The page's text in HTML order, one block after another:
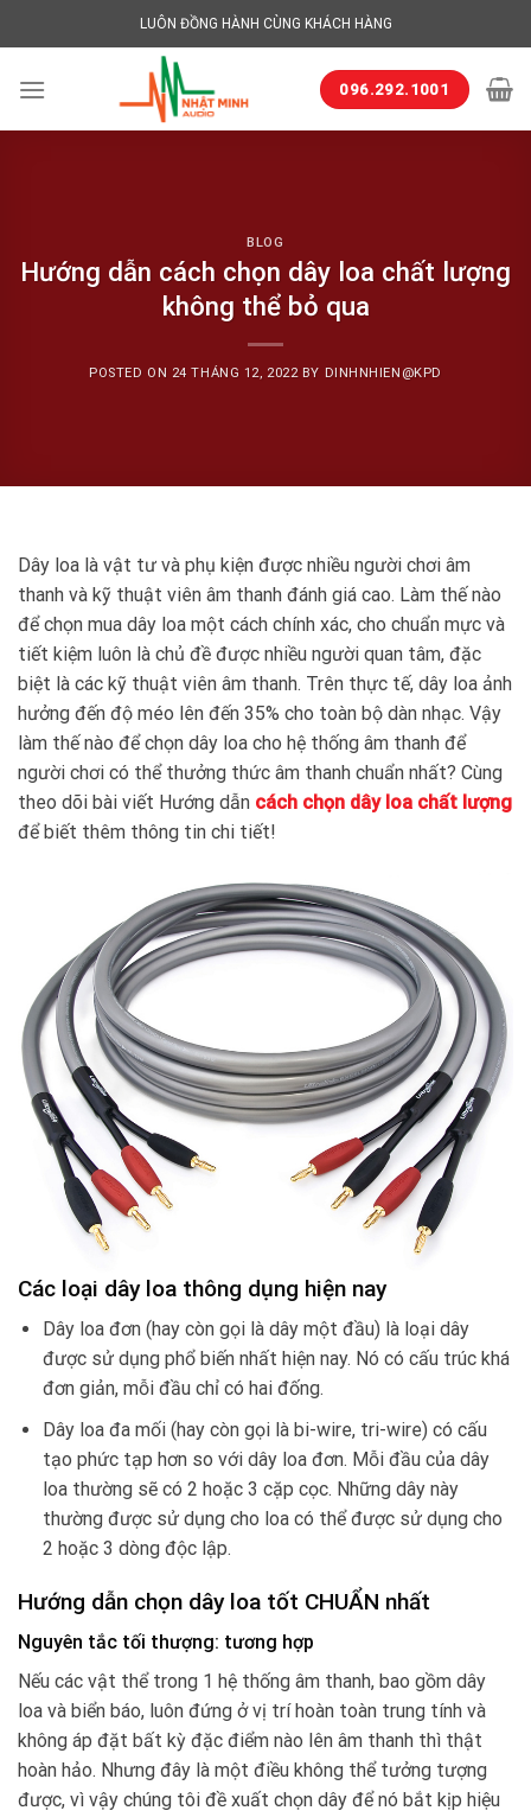
to
LUÔN ĐỒNG HÀNH CÙNG KHÁCH HÀNG
096.292.1001
BLOG
Hướng dẫn cách chọn dây loa chất lượng
không thể bỏ qua
POSTED ON 24 THÁNG 12, 2022BY DINHNHIEN@KPD
Dây loa là vật tư và phụ kiện được nhiều người chơi âm
thanh và kỹ thuật viên âm thanh đánh giá cao. Làm thế nào
để chọn mua dây loa một cách chính xác, cho chuẩn mực và
tiết kiệm luôn là chủ đề được nhiều người quan tâm, đặc
biệt là các kỹ thuật viên âm thanh. Trên thực tế, dây loa ảnh
hưởng đến độ méo lên đến 35% cho toàn bộ dàn nhạc. Vậy
làm thế nào để chọn dây loa cho hệ thống âm thanh để
người chơi có thể thưởng thức âm thanh chuẩn nhất? Cùng
theo dõi bài viết Hướng dẫn cách chọn dây loa chất lượng
để biết thêm thông tin chi tiết!
Các loại dây loa thông dụng hiện nay
Dây loa đơn (hay còn gọi là dây một đầu) là loại dây
được sử dụng phổ biến nhất hiện nay. Nó có cấu trúc khá
đơn giản, mỗi đầu chỉ có hai đống.
Dây loa đa mối (hay còn gọi là bi-wire, tri-wire) có cấu
tạo phức tạp hơn so với dây loa đơn. Mỗi đầu của dây
loa thường sẽ có 2 hoặc 3 cặp cọc. Những dây này
thường được sử dụng cho loa có thể được sử dụng cho
2 hoặc 3 dòng độc lập.
Hướng dẫn chọn dây loa tốt CHUẨN nhất
Nguyên tắc tối thượng: tương hợp
Nếu các vật thể trong 1 hệ thống âm thanh, bao gồm dây
loa và biển báo, luôn đứng ở vị trí hoàn toàn trung tính và
không áp đặt bất kỳ đặc điểm nào lên âm thanh thì thật
hoàn hảo. Nhưng đây là một điều không thể tưởng tượng
được, vì vậy chúng tôi đề xuất chọn dây để nó bắt kịp hiệu